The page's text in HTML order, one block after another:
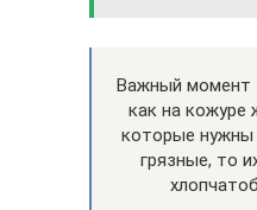
Важный момент
как на кожуре
которые нужны
грязные, то